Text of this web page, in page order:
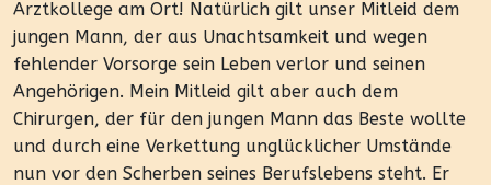
Arztkollege am Ort! Natürlich gilt unser Mitleid dem
jungen Mann, der aus Unachtsamkeit und wegen
fehlender Vorsorge sein Leben verlor und seinen
Angehörigen. Mein Mitleid gilt aber auch dem
Chirurgen, der für den jungen Mann das Beste wollte
und durch eine Verkettung unglücklicher Umstände
nun vor den Scherben seines Berufslebens steht. Er